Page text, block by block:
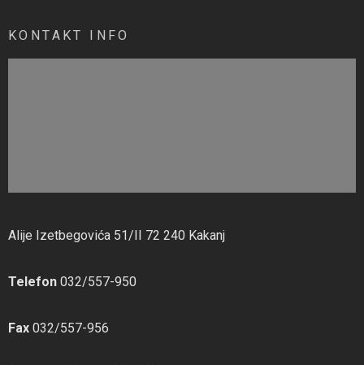
KONTAKT INFO
Alije Izetbegovića 51/II 72 240 Kakanj
Telefon 032/557-950
Fax 032/557-956